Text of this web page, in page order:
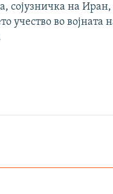
сојузничка на Иран,
учество во војната